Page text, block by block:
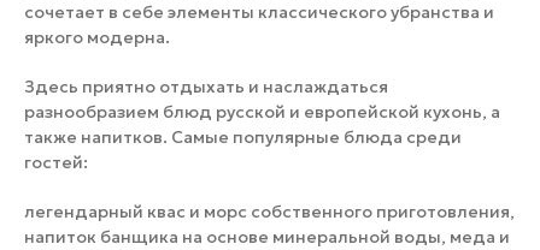
сочетает в себе элементы классического убранства и
яркого модерна.
Здесь приятно отдыхать и наслаждаться
разнообразием блюд русской и европейской кухонь, а
также напитков. Самые популярные блюда среди
гостей:
легендарный квас и морс собственного приготовления,
напиток банщика на основе минеральной воды, меда и